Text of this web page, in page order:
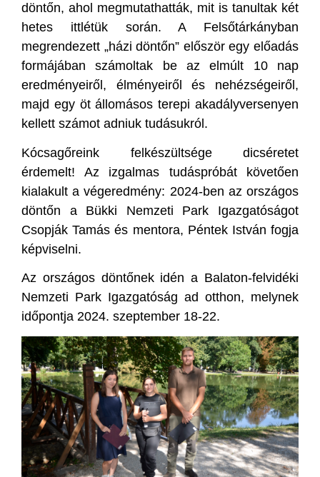
döntőn, ahol megmutathatták, mit is tanultak két
hetes ittlétük során. A Felsőtárkányban
megrendezett „házi döntőn” először egy előadás
formájában számoltak be az elmúlt 10 nap
eredményeiről, élményeiről és nehézségeiről,
majd egy öt állomásos terepi akadályversenyen
kellett számot adniuk tudásukról.
Kócsagőreink felkészültsége dicséretet
érdemelt! Az izgalmas tudáspróbát követően
kialakult a végeredmény: 2024-ben az országos
döntőn a Bükki Nemzeti Park Igazgatóságot
Csopják Tamás és mentora, Péntek István fogja
képviselni.
Az országos döntőnek idén a Balaton-felvidéki
Nemzeti Park Igazgatóság ad otthon, melynek
időpontja 2024. szeptember 18-22.